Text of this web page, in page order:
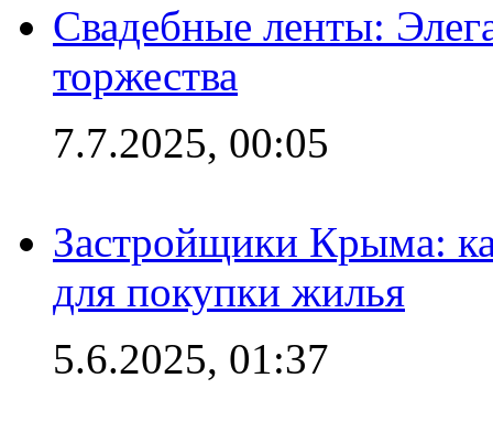
Свадебные ленты:
торжества
7.7.2025, 00:05
Застройщики Крыма:
для покупки жилья
5.6.2025, 01:37